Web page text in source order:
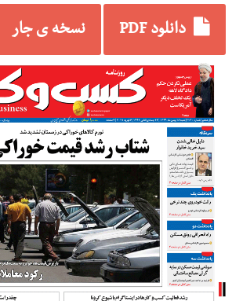
دانلود PDF نسخه ی جار